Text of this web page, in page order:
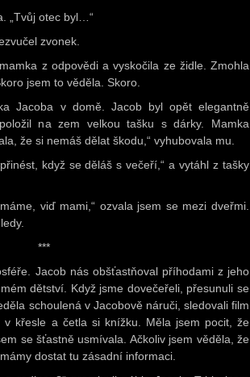
„Tvůj otec byl…“
zvonek.
z odpovědi a vyskočila ze židle. Zmohla
jsem to věděla. Skoro.
Jacoba v domě. Jacob byl opět elegantně
na zem velkou tašku s dárky. Mamka
že si nemáš dělat škodu,“ vyhubovala mu.
když se děláš s večeří,“ a vytáhl z tašky
viď mami,“ ozvala jsem se mezi dveřmi.
***
Jacob nás obšťastňoval příhodami z jeho
dětství. Když jsme dovečeřeli, přesunuli se
schoulená v Jacobově náruči, sledovali film
křesle a četla si knížku. Měla jsem pocit, že
se šťastně usmívala. Ačkoliv jsem věděla, že
dostat tu zásadní informaci.